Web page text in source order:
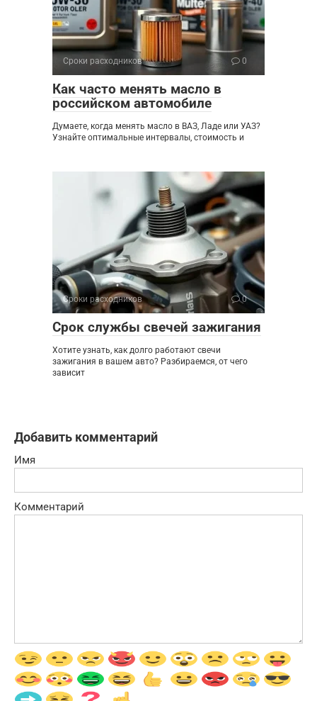
Сроки расходников 0
Как часто менять масло в
российском автомобиле
Думаете, когда менять масло в ВАЗ, Ладе или УАЗ?
Узнайте оптимальные интервалы, стоимость и
Сроки расходников 0
Срок службы свечей зажигания
Хотите узнать, как долго работают свечи
зажигания в вашем авто? Разбираемся, от чего
зависит
Добавить комментарий
Имя
Комментарий